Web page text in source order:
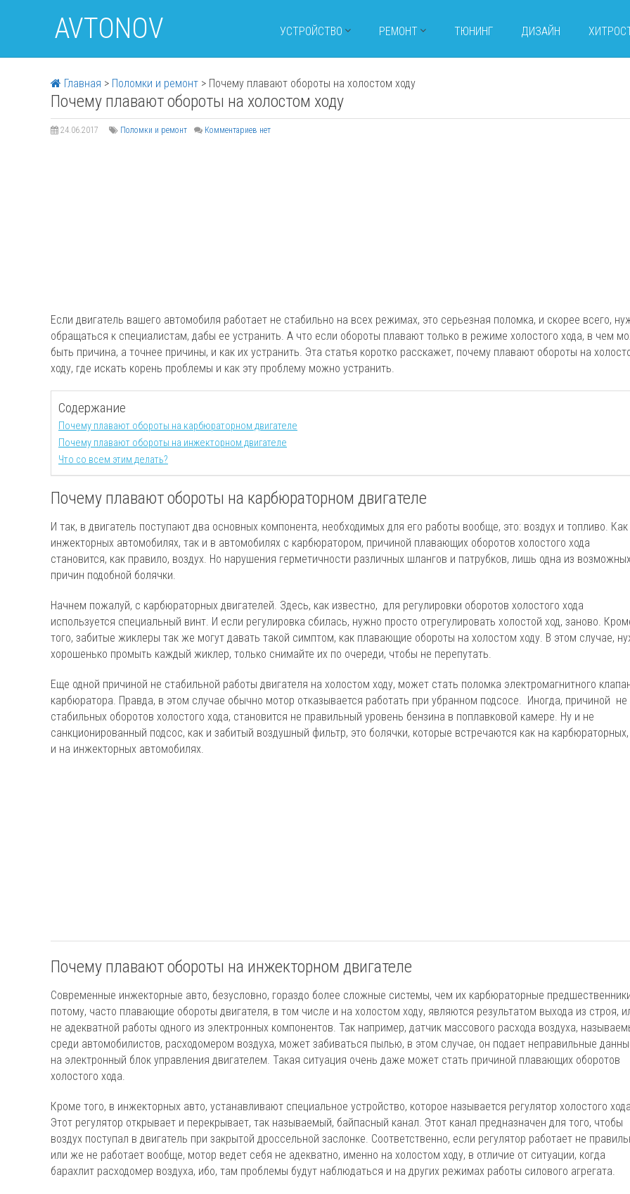
AVTONOV УСТРОЙСТВО РЕМОНТ ТЮНИНГ ДИЗАЙН
Главная > Поломки и ремонт > Почему плавают обороты на холостом ходу
Почему плавают обороты на холостом ходу
24.06.2017 Поломки и ремонт Комментариев нет
Если двигатель вашего автомобиля работает не стабильно на всех режимах, это серьезная поломка, и скорее всего,
обращаться к специалистам, дабы ее устранить. А что если обороты плавают только в режиме холостого хода, в чем
быть причина, а точнее причины, и как их устранить. Эта статья коротко расскажет, почему плавают обороты на
ходу, где искать корень проблемы и как эту проблему можно устранить.
Содержание
Почему плавают обороты на карбюраторном двигателе
Почему плавают обороты на инжекторном двигателе
Что со всем этим делать?
Почему плавают обороты на карбюраторном двигателе
И так, в двигатель поступают два основных компонента, необходимых для его работы вообще, это: воздух и топливо. Как
инжекторных автомобилях, так и в автомобилях с карбюратором, причиной плавающих оборотов холостого хода
становится, как правило, воздух. Но нарушения герметичности различных шлангов и патрубков, лишь одна из
причин подобной болячки.
Начнем пожалуй, с карбюраторных двигателей. Здесь, как известно, для регулировки оборотов холостого хода
используется специальный винт. И если регулировка сбилась, нужно просто отрегулировать холостой ход, заново.
того, забитые жиклеры так же могут давать такой симптом, как плавающие обороты на холостом ходу. В этом случае,
хорошенько промыть каждый жиклер, только снимайте их по очереди, чтобы не перепутать.
Еще одной причиной не стабильной работы двигателя на холостом ходу, может стать поломка электромагнитного
карбюратора. Правда, в этом случае обычно мотор отказывается работать при убранном подсосе. Иногда, причиной не
стабильных оборотов холостого хода, становится не правильный уровень бензина в поплавковой камере. Ну и не
санкционированный подсос, как и забитый воздушный фильтр, это болячки, которые встречаются как на карбюраторных,
и на инжекторных автомобилях.
Почему плавают обороты на инжекторном двигателе
Современные инжекторные авто, безусловно, гораздо более сложные системы, чем их карбюраторные
потому, часто плавающие обороты двигателя, в том числе и на холостом ходу, являются результатом выхода из строя,
не адекватной работы одного из электронных компонентов. Так например, датчик массового расхода воздуха,
среди автомобилистов, расходомером воздуха, может забиваться пылью, в этом случае, он подает неправильные
на электронный блок управления двигателем. Такая ситуация очень даже может стать причиной плавающих оборотов
холостого хода.
Кроме того, в инжекторных авто, устанавливают специальное устройство, которое называется регулятор холостого
Этот регулятор открывает и перекрывает, так называемый, байпасный канал. Этот канал предназначен для того, чтобы
воздух поступал в двигатель при закрытой дроссельной заслонке. Соответственно, если регулятор работает не
или же не работает вообще, мотор ведет себя не адекватно, именно на холостом ходу, в отличие от ситуации, когда
барахлит расходомер воздуха, ибо, там проблемы будут наблюдаться и на других режимах работы силового агрегата.